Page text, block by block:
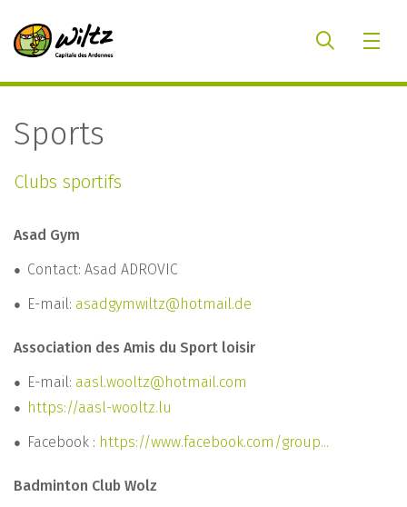
Sports
Clubs sportifs
Asad Gym
Contact: Asad ADROVIC
E-mail: asadgymwiltz@hotmail.de
Association des Amis du Sport loisir
E-mail: aasl.wooltz@hotmail.com
https://aasl-wooltz.lu
Facebook : https://www.facebook.com/group...
Badminton Club Wolz